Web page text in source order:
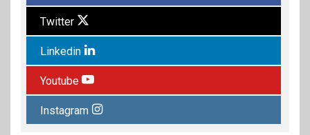
Twitter
Linkedin
Youtube
Instagram